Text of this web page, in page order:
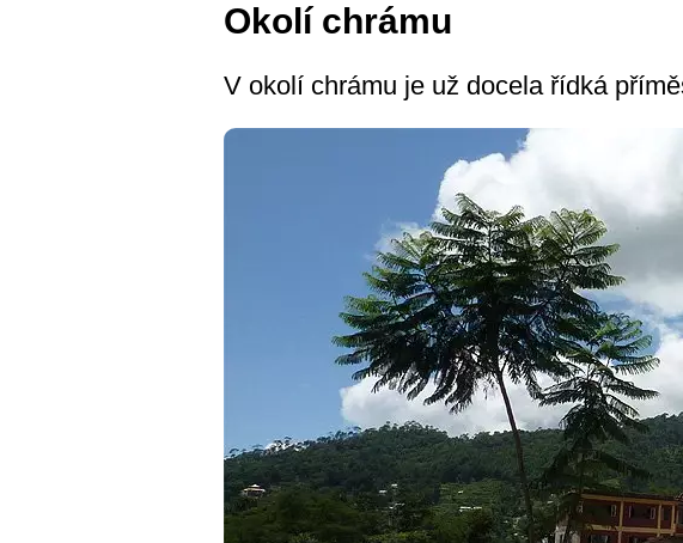
Okolí chrámu
V okolí chrámu je už docela řídká